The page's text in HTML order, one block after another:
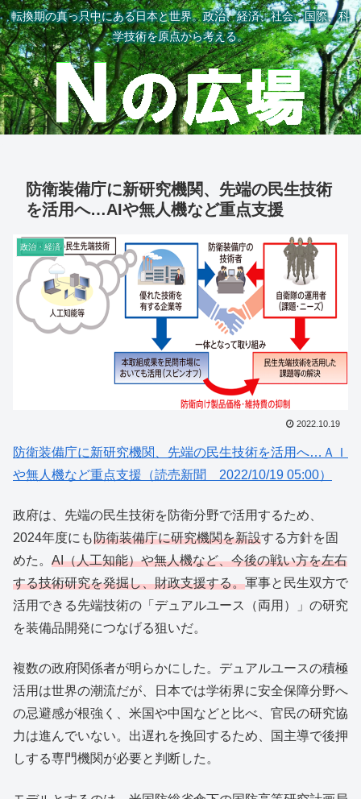
転換期の真っ只中にある日本と世界。政治、経済、社会、国際、科
学技術を原点から考える。
防衛装備庁に新研究機関、先端の民生技術
を活用へ…AIや無人機など重点支援
政治・経済
2022.10.19
防衛装備庁に新研究機関、先端の民生技術を活用へ…ＡＩ
や無人機など重点支援（読売新聞 2022/10/19 05:00）
政府は、先端の民生技術を防衛分野で活用するため、
2024年度にも防衛装備庁に研究機関を新設する方針を固
めた。 AI（人工知能）や無人機など、今後の戦い方を左右
する技術研究を発掘し、財政支援する。軍事と民生双方で
活用できる先端技術の「デュアルユース（両用）」の研究
を装備品開発につなげる狙いだ。
複数の政府関係者が明らかにした。デュアルユースの積極
活用は世界の潮流だが、日本では学術界に安全保障分野へ
の忌避感が根強く、米国や中国などと比べ、官民の研究協
力は進んでいない。出遅れを挽回するため、国主導で後押
しする専門機関が必要と判断した。